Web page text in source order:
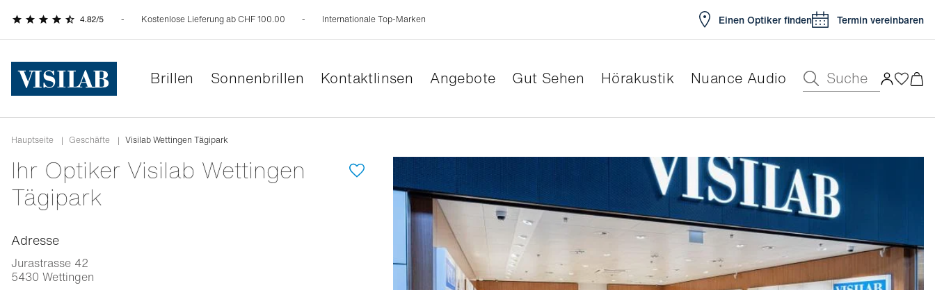
Kostenlose Lieferung ab CHF 100.00 Internationale Top-Marken Einen Optiker finden Termin vereinbaren
Brillen Sonnenbrillen Kontaktlinsen Angebote Gut Sehen Hörakustik Nuance Audio Suche
Hauptseite | Geschäfte | Visilab Wettingen Tägipark
Ihr Optiker Visilab Wettingen
Tägipark
Adresse
Jurastrasse 42
5430 Wettingen